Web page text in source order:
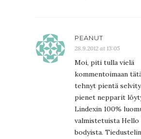
PEANUT
28.9.2012 at 13:05
Moi, piti tulla vielä
kommentoimaan
tehnyt pientä
pienet nepparit
Lindexin 100%
valmistetuista Hello
bodyista.